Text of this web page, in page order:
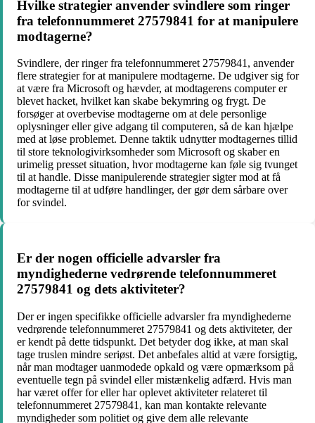
Hvilke strategier anvender svindlere som ringer
fra telefonnummeret 27579841 for at manipulere
modtagerne?
Svindlere, der ringer fra telefonnummeret 27579841, anvender
flere strategier for at manipulere modtagerne. De udgiver sig for
at være fra Microsoft og hævder, at modtagerens computer er
blevet hacket, hvilket kan skabe bekymring og frygt. De
forsøger at overbevise modtagerne om at dele personlige
oplysninger eller give adgang til computeren, så de kan hjælpe
med at løse problemet. Denne taktik udnytter modtagernes tillid
til store teknologivirksomheder som Microsoft og skaber en
urimelig presset situation, hvor modtagerne kan føle sig tvunget
til at handle. Disse manipulerende strategier sigter mod at få
modtagerne til at udføre handlinger, der gør dem sårbare over
for svindel.
Er der nogen officielle advarsler fra
myndighederne vedrørende telefonnummeret
27579841 og dets aktiviteter?
Der er ingen specifikke officielle advarsler fra myndighederne
vedrørende telefonnummeret 27579841 og dets aktiviteter, der
er kendt på dette tidspunkt. Det betyder dog ikke, at man skal
tage truslen mindre seriøst. Det anbefales altid at være forsigtig,
når man modtager uanmodede opkald og være opmærksom på
eventuelle tegn på svindel eller mistænkelig adfærd. Hvis man
har været offer for eller har oplevet aktiviteter relateret til
telefonnummeret 27579841, kan man kontakte relevante
myndigheder som politiet og give dem alle relevante